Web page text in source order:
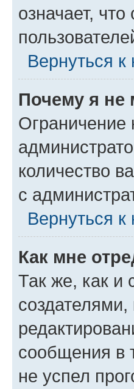
означает,
Вернуться к
Почему я не
Ограничение
количество
с
Вернуться к
Как мне
Так же, как и
сообщения в
не успел